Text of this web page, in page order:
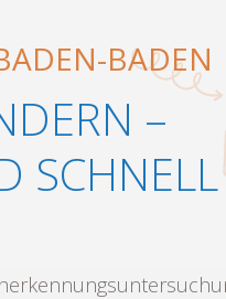
BADEN
–